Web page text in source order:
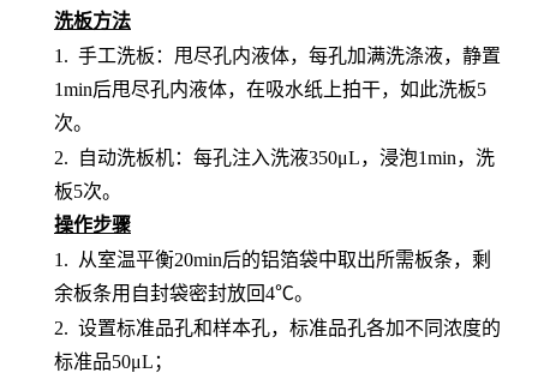
洗板方法
1. 手工洗板：甩尽孔内液体，每孔加满洗涤液，静置
1min后甩尽孔内液体，在吸水纸上拍干，如此洗板5
次。
2.
自动洗板机：每孔注入洗液350μL，浸泡1min，洗
板5次。
操作步骤
1.
从室温平衡20min后的铝箔袋中取出所需板条，剩
余板条用自封袋密封放回4℃。
2. 设置标准品孔和样本孔，标准品孔各加不同浓度的
标准品50μL；